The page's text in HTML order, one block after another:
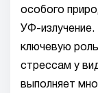
особого
УФ-излучение.
ключевую
стрессам у
выполняет